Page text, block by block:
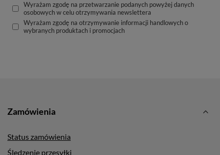
Wyrażam zgodę na przetwarzanie podanych powyżej danych
osobowych w celu otrzymywania newslettera
Wyrażam zgodę na otrzymywanie informacji handlowych o
wybranych produktach i promocjach
Zamówienia
Status zamówienia
Śledzenie przesyłki